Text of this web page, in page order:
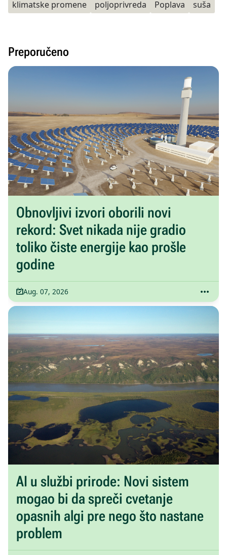
klimatske promene poljoprivreda Poplava suša
Preporučeno
Obnovljivi izvori oborili novi
rekord: Svet nikada nije gradio
toliko čiste energije kao prošle
godine
Aug. 07, 2026
AI u službi prirode: Novi sistem
mogao bi da spreči cvetanje
opasnih algi pre nego što nastane
problem